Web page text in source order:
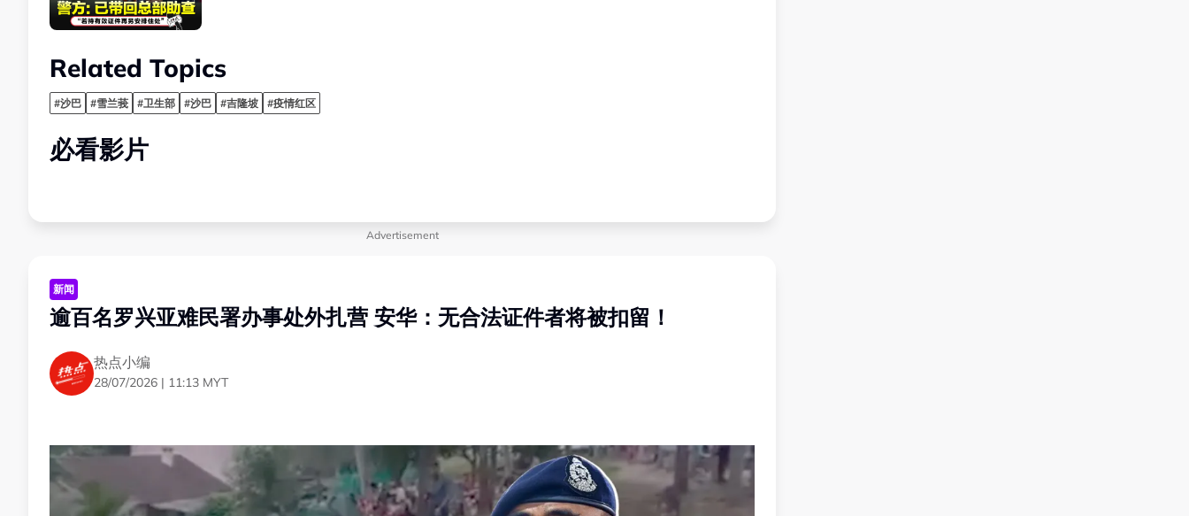
Related Topics
#沙巴 #雪兰莪 #卫生部 #沙巴 #吉隆坡 #疫情红区
必看影片
Advertisement
新闻
逾百名罗兴亚难民署办事处外扎营 安华：无合法证件者将被扣留！
热点小编
28/07/2026 | 11:13 MYT